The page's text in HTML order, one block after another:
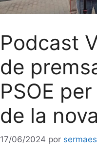
Podcast
de
PSOE
de la
17/06/2024 por